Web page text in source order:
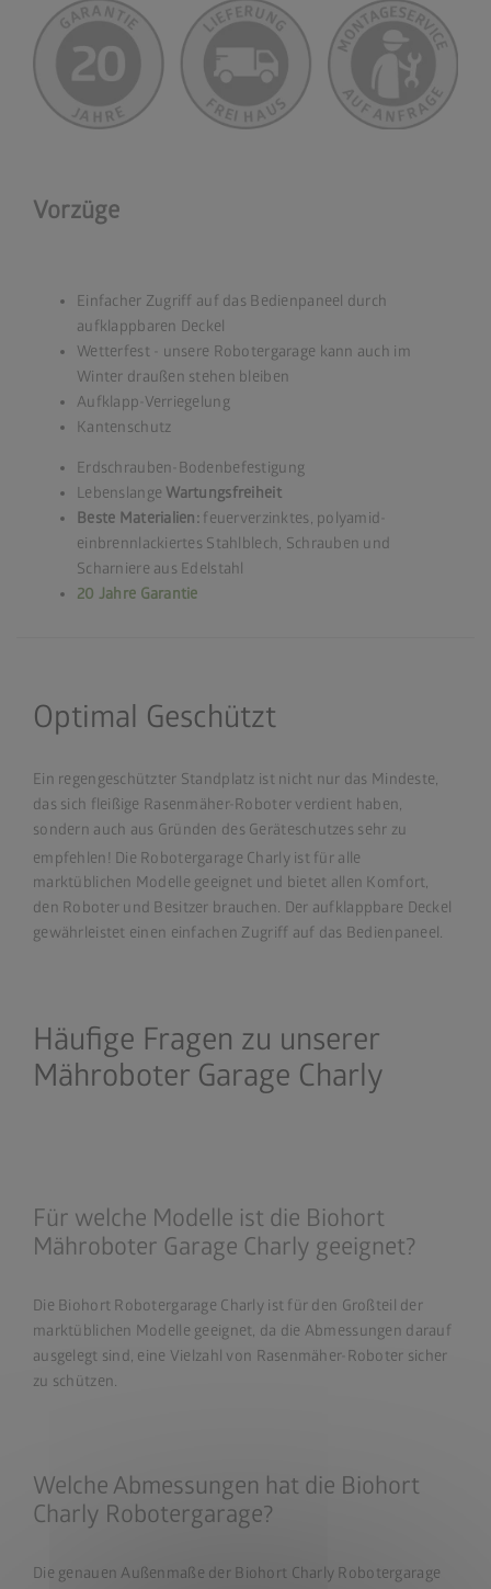
Vorzüge
Einfacher Zugriff auf das Bedienpaneel durch
aufklappbaren Deckel
Wetterfest - unsere Robotergarage kann auch im
Winter draußen stehen bleiben
Aufklapp-Verriegelung
Kantenschutz
Erdschrauben-Bodenbefestigung
Lebenslange Wartungsfreiheit
Beste Materialien: feuerverzinktes, polyamid-
einbrennlackiertes Stahlblech, Schrauben und
Scharniere aus Edelstahl
20 Jahre Garantie
Optimal Geschützt
Ein regengeschützter Standplatz ist nicht nur das Mindeste,
das sich fleißige Rasenmäher-Roboter verdient haben,
sondern auch aus Gründen des Geräteschutzes sehr zu
empfehlen! Die Robotergarage Charly ist für alle
marktüblichen Modelle geeignet und bietet allen Komfort,
den Roboter und Besitzer brauchen. Der aufklappbare Deckel
gewährleistet einen einfachen Zugriff auf das Bedienpaneel.
Häufige Fragen zu unserer
Mähroboter Garage Charly
Für welche Modelle ist die Biohort
Mähroboter Garage Charly geeignet?
Die Biohort Robotergarage Charly ist für den Großteil der
marktüblichen Modelle geeignet, da die Abmessungen darauf
ausgelegt sind, eine Vielzahl von Rasenmäher-Roboter sicher
zu schützen.
Welche Abmessungen hat die Biohort
Charly Robotergarage?
Die genauen Außenmaße der Biohort Charly Robotergarage